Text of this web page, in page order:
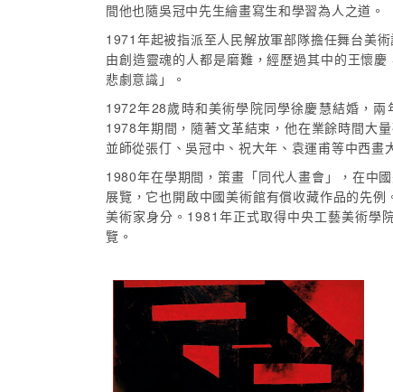
間他也隨吳冠中先生繪畫寫生和學習為人之道。
1971年起被指派至人民解放軍部隊擔任舞台美
由創造靈魂的人都是磨難，經歷過其中的王懷
悲劇意識」。
1972年28歲時和美術學院同學徐慶慧結婚，
1978年期間，隨著文革結束，他在業餘時間大
並師從張仃、吳冠中、祝大年、袁運甫等中西畫
1980年在學期間，策畫「同代人畫會」，在中
展覽，它也開啟中國美術館有償收藏作品的先
美術家身分。1981年正式取得中央工藝美術學
覽。